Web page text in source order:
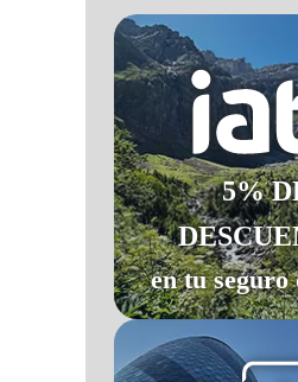
5%
en tu seguro